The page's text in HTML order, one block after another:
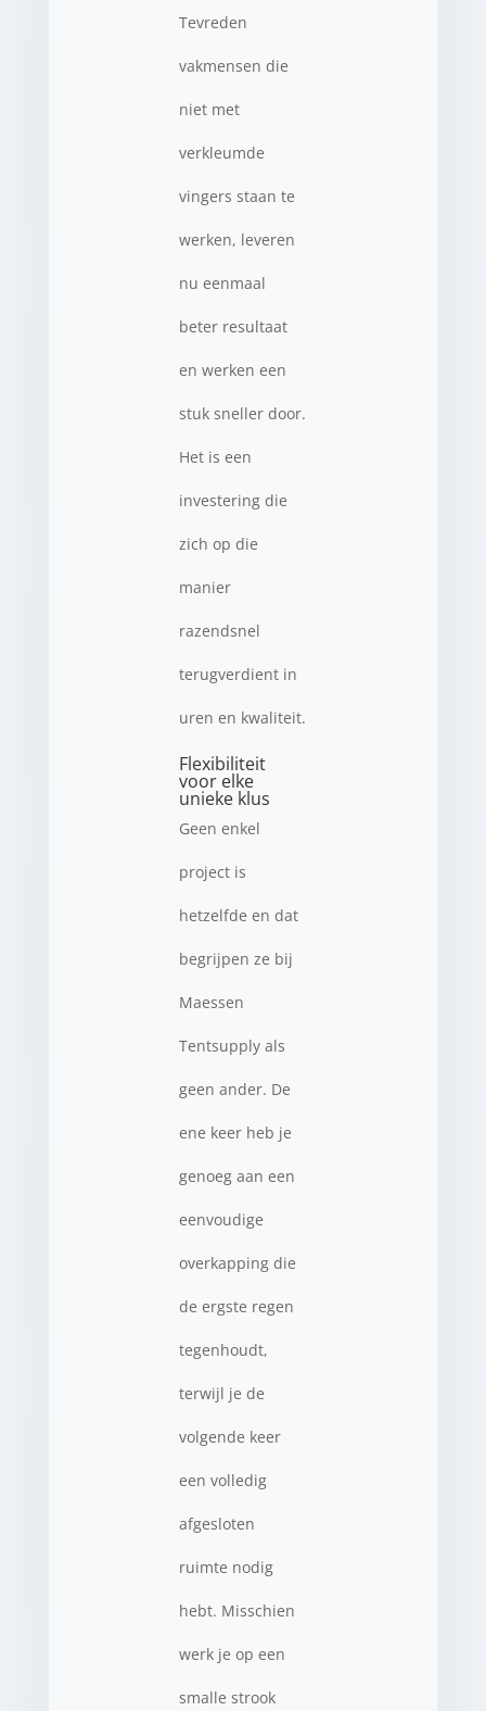
Tevreden
vakmensen die
niet met
verkleumde
vingers staan te
werken, leveren
nu eenmaal
beter resultaat
en werken een
stuk sneller door.
Het is een
investering die
zich op die
manier
razendsnel
terugverdient in
uren en kwaliteit.
Flexibiliteit
voor elke
unieke klus
Geen enkel
project is
hetzelfde en dat
begrijpen ze bij
Maessen
Tentsupply als
geen ander. De
ene keer heb je
genoeg aan een
eenvoudige
overkapping die
de ergste regen
tegenhoudt,
terwijl je de
volgende keer
een volledig
afgesloten
ruimte nodig
hebt. Misschien
werk je op een
smalle strook